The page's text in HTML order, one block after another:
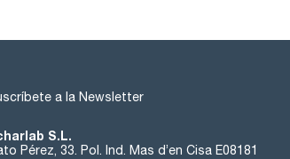
a la Newsletter
S.L.
Pérez, 33. Pol. Ind. Mas d’en Cisa E08181